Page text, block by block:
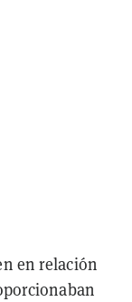
en relación